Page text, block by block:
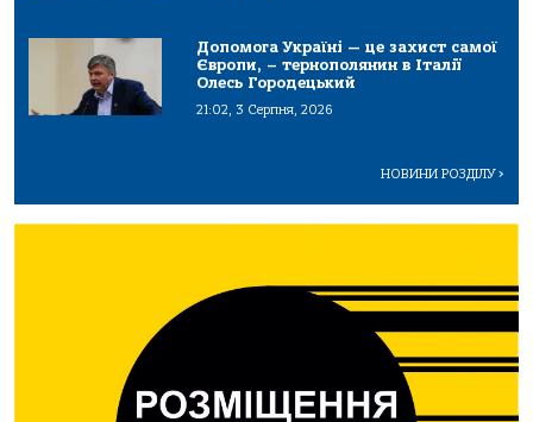
Допомога Україні — це захист самої
Європи, – тернополянин в Італії
Олесь Городецький
21:02, 3 Серпня, 2026
НОВИНИ РОЗДІЛУ>